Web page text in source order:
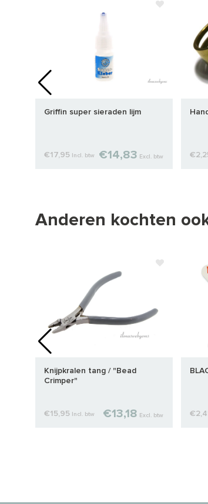
Griffin super sieraden lijm
€17,95 Incl. btw €14,83 Excl. btw
Anderen kochten
Knijpkralen tang / "Bead
Crimper"
€15,95 Incl. btw €13,18 Excl. btw